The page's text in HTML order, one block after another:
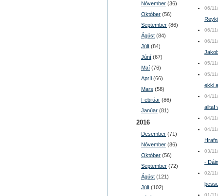
Nóvember (36)
Október (56)
September (86)
Ágúst (84)
Júlí (84)
Júní (67)
Maí (76)
Apríl (66)
Mars (58)
Febrúar (86)
Janúar (81)
2016
Desember (71)
Nóvember (86)
Október (56)
September (72)
Ágúst (121)
Júlí (102)
06/
06/
06/
05/
05/
ekki
04/
alltaf
04/
04/
03/
-
02/
01/